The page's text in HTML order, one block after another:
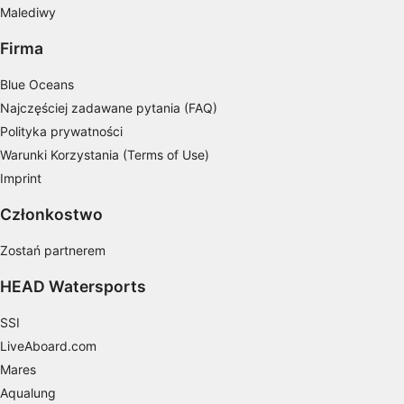
Malediwy
Firma
Blue Oceans
Najczęściej zadawane pytania (FAQ)
Polityka prywatności
Warunki Korzystania (Terms of Use)
Imprint
Członkostwo
Zostań partnerem
HEAD Watersports
SSI
LiveAboard.com
Mares
Aqualung
wyboru treści
Użycie dokładnych danych
geolokalizacyjnych
Identyfikowanie urządzeń na podstawie
Funkcjonalne